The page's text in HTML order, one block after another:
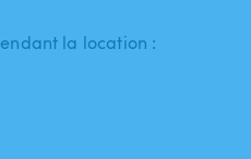
la location :